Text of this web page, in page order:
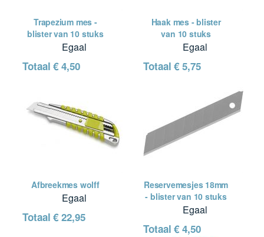
Trapezium mes -
blister van 10 stuks
Egaal
Totaal € 4,50
Haak mes - blister
van 10 stuks
Egaal
Totaal € 5,75
Afbreekmes wolff
Egaal
Totaal € 22,95
Reservemesjes 18mm
- blister van 10 stuks
Egaal
Totaal € 4,50